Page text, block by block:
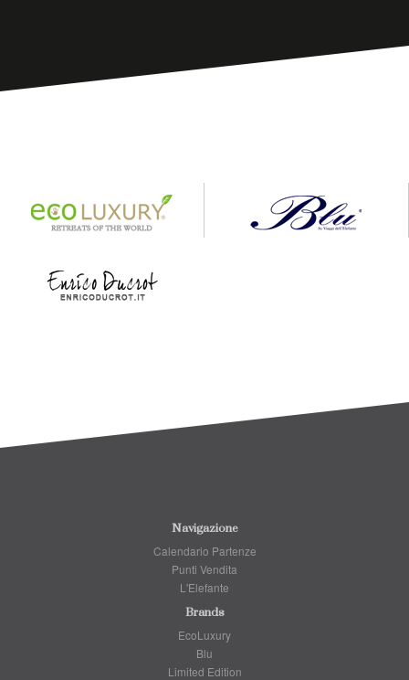
Navigazione
Calendario Partenze
Punti Vendita
L'Elefante
Brands
EcoLuxury
Blu
Limited Edition